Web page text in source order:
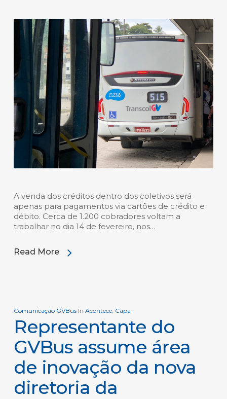
A venda dos créditos dentro dos coletivos será
apenas para pagamentos via cartões de crédito e
débito. Cerca de 1.200 cobradores voltam a
trabalhar no dia 14 de fevereiro, nos…
Read More
Comunicação GVBus In Acontece, Capa
Representante do
GVBus assume área
de inovação da nova
diretoria da